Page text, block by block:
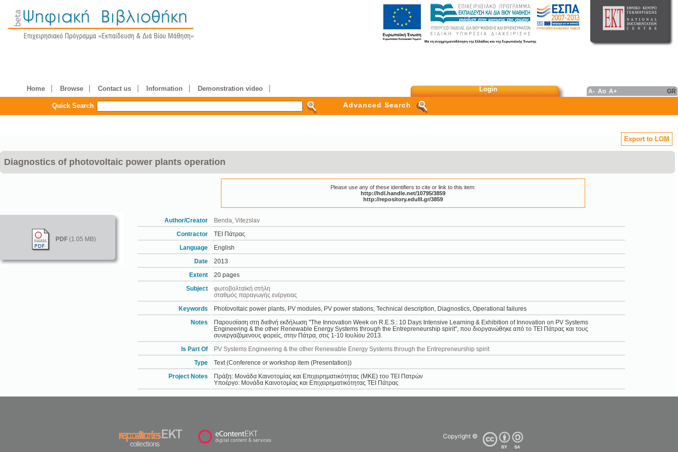
Home Browse Contact us Information Demonstration video Login A- Ao A+ GR
Quick Search Advanced Search
Export to LOM
Diagnostics of photovoltaic power plants operation
Please use any of these identifiers to cite or link to this item:
http://hdl.handle.net/10795/3859
http://repository.edulll.gr/3859
PDF(1.05 MB)
Author/Creator Benda, Vitezslav
Contractor ΤΕΙ Πάτρας
Language English
Date 2013
Extent 20 pages
Subject
φωτοβολταϊκή στήλη
σταθμός παραγωγής ενέργειας
Keywords Photovoltaic power plants, PV modules, PV power stations, Technical description, Diagnostics, Operational failures
Notes
Παρουσίαση στη διεθνή εκδήλωση "The Innovation Week on R.E.S.: 10 Days Intensive Learning & Exhibition of Innovation on PV Systems
Engineering & the other Renewable Energy Systems through the Entrepreneurship spirit", που διοργανώθηκε από το ΤΕΙ Πάτρας και τους
συνεργαζόμενους φορείς, στην Πάτρα, στις 1-10 Ιουλίου 2013.
Is Part Of PV Systems Engineering & the other Renewable Energy Systems through the Entrepreneurship spirit
Type Text (Conference or workshop item (Presentation))
Project Notes
Πράξη: Μονάδα Καινοτομίας και Επιχειρηματικότητας (ΜΚΕ) του ΤΕΙ Πατρών
Υποέργο: Μονάδα Καινοτομίας και Επιχειρηματικότητας ΤΕΙ Πάτρας